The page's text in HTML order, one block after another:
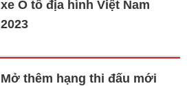
xe Ô tô địa hình Việt Nam
2023
Mở thêm hạng thi đấu mới